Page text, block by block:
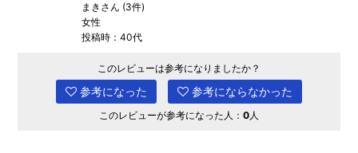
まきさん (3件)
女性
投稿時：40代
このレビューは参考になりましたか？
参考になった 参考にならなかった
このレビューが参考になった人： 0人